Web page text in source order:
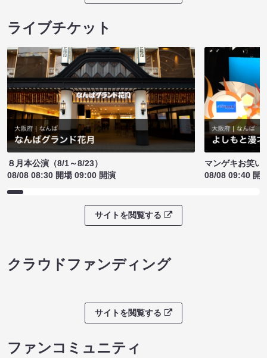
ライブチケット
８月本公演（8/1～8/23）
08/08 08:30 開場 09:00 開演
マンゲキお笑い
08/08 09:40 開
サイトを閲覧する
クラウドファンディング
サイトを閲覧する
ファンコミュニティ